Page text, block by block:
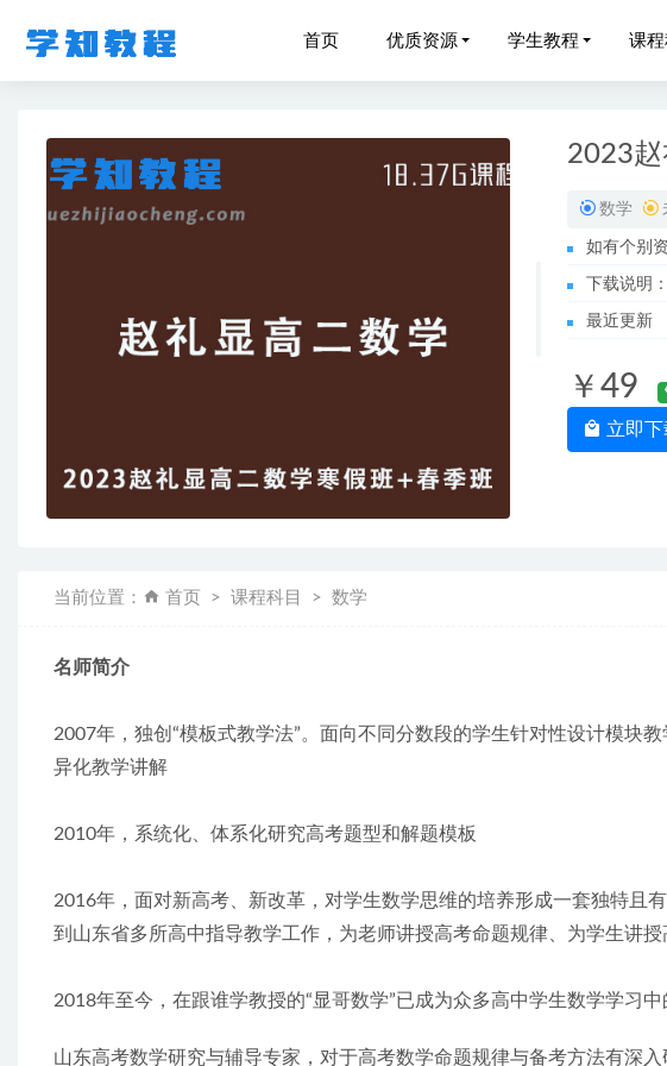
首页 优质资源 学生教程 课程
2023
数学
如有个别
下载说明
最近更新
￥49
立即下
当前位置： 首页 课程科目 数学
名师简介
2007年，独创“模板式教学法”。面向不同分数段的学生针对性设计模块
异化教学讲解
2010年，系统化、体系化研究高考题型和解题模板
2016年，面对新高考、新改革，对学生数学思维的培养形成一套独特且
到山东省多所高中指导教学工作，为老师讲授高考命题规律、为学生讲
2018年至今，在跟谁学教授的“显哥数学”已成为众多高中学生数学学习中
山东高考数学研究与辅导专家，对于高考数学命题规律与备考方法有深入
作业帮2023宋雨晴高一物
作业帮2023刘莹莹高二
高中数学网课教程作业帮
倪《撩妹兵法》教你怎